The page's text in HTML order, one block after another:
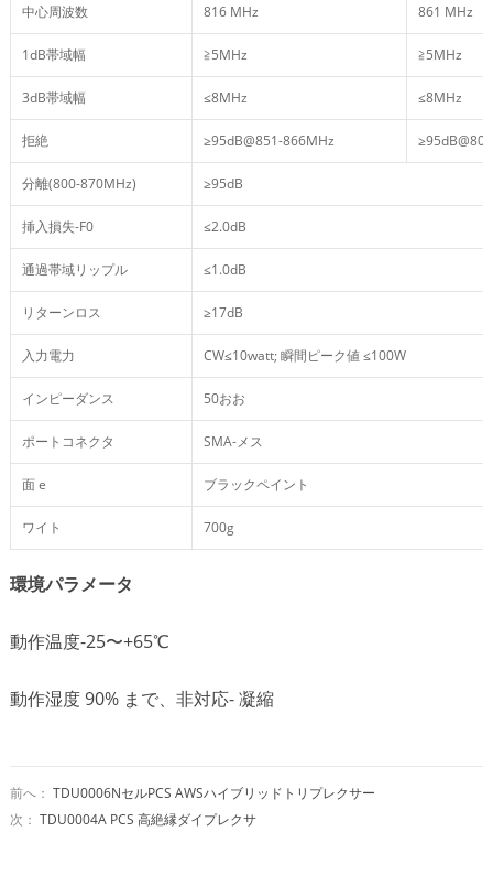
中心周波数 816 MHz 861 MHz
1dB帯域幅 ≧5MHz ≧5MHz
3dB帯域幅 ≤8MHz ≤8MHz
拒絶 ≥95dB@851-866MHz
分離(800-870MHz) ≥95dB
挿入損失-F0 ≤2.0dB
通過帯域リップル ≤1.0dB
リターンロス ≥17dB
入力電力 CW≤10watt; 瞬間ピーク値 ≤100W
インピーダンス 50おお
ポートコネクタ SMA-メス
面 e ブラックペイント
ワイト 700g
環境パラメータ
動作温度-25〜+65℃
動作湿度 90% まで、非対応- 凝縮
前へ： TDU0006NセルPCS AWSハイブリッドトリプレクサー
次： TDU0004A PCS 高絶縁ダイプレクサ